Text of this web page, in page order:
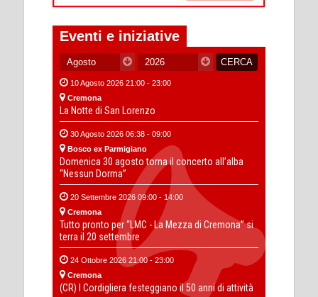
Eventi e iniziative
10 Agosto 2026 21:00 - 23:00
Cremona
La Notte di San Lorenzo
30 Agosto 2026 06:38 - 09:00
Bosco ex Parmigiano
Domenica 30 agosto torna il concerto all’alba
“Nessun Dorma”
20 Settembre 2026 09:00 - 14:00
Cremona
Tutto pronto per “LMC - La Mezza di Cremona” si
terra il 20 settembre
24 Ottobre 2026 21:00 - 23:00
Cremona
(CR) I Cordigliera festeggiano il 50 anni di attività